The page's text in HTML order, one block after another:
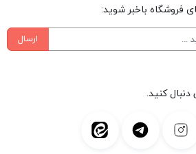
فروشگاه باخبر شوید:
ارسال
کنید.